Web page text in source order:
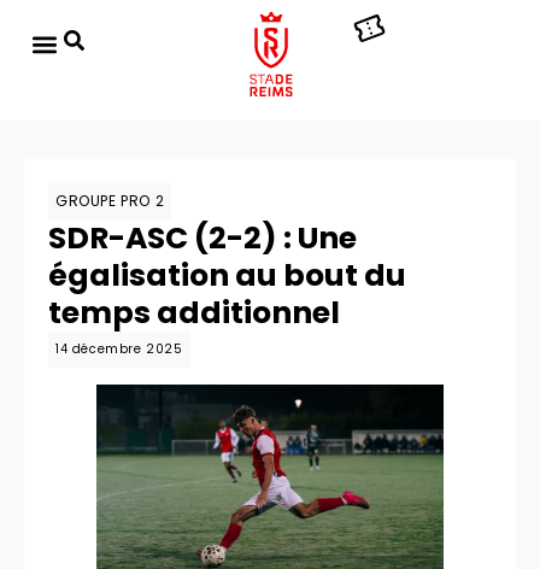
GROUPE PRO 2
SDR-ASC (2-2) : Une
égalisation au bout du
temps additionnel
14 décembre 2025